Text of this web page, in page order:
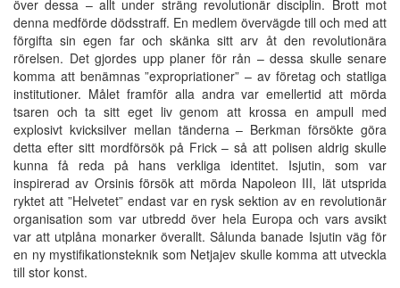
över dessa – allt under sträng revolutionär disciplin. Brott mot
denna medförde dödsstraff. En medlem övervägde till och med att
förgifta sin egen far och skänka sitt arv åt den revolutionära
rörelsen. Det gjordes upp planer för rån – dessa skulle senare
komma att benämnas ”expropriationer” – av företag och statliga
institutioner. Målet framför alla andra var emellertid att mörda
tsaren och ta sitt eget liv genom att krossa en ampull med
explosivt kvicksilver mellan tänderna – Berkman försökte göra
detta efter sitt mordförsök på Frick – så att polisen aldrig skulle
kunna få reda på hans verkliga identitet. Isjutin, som var
inspirerad av Orsinis försök att mörda Napoleon III, lät utsprida
ryktet att ”Helvetet” endast var en rysk sektion av en revolutionär
organisation som var utbredd över hela Europa och vars avsikt
var att utplåna monarker överallt. Sålunda banade Isjutin väg för
en ny mystifikationsteknik som Netjajev skulle komma att utveckla
till stor konst.